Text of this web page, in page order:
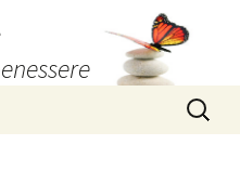
Ricerca
per: